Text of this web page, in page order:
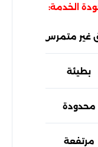
الخدمة:
غير متمرس
بطيئة
محدودة
مرتفعة